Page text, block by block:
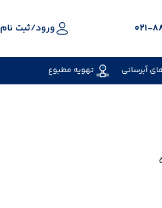
ورود/ثبت نام
آبرسانی تهویه مطبوع